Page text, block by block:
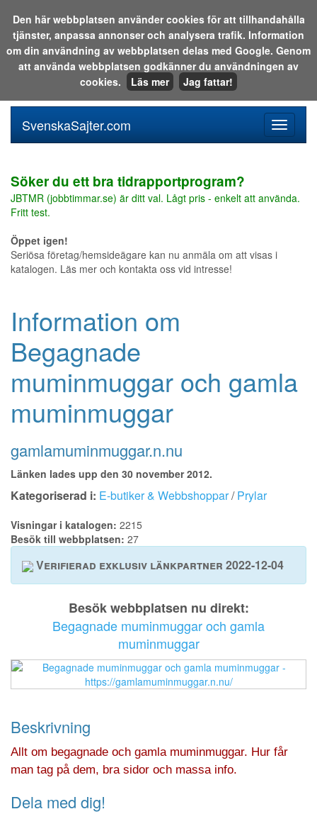
Sök i katalogen eller på webben:
meny
SvenskaSajter.com
Söker du ett bra tidrapportprogram?
JBTMR (jobbtimmar.se) är ditt val. Lågt pris - enkelt att använda.
Fritt test.
Öppet igen!
Seriösa företag/hemsideägare kan nu anmäla om att visas i
katalogen. Läs mer och kontakta oss vid intresse!
Information om
Begagnade
muminmuggar och gamla
muminmuggar
gamlamuminmuggar.n.nu
Länken lades upp den 30 november 2012.
Kategoriserad i: E-butiker & Webbshoppar/Prylar
Visningar i katalogen: 2215
Besök till webbplatsen: 27
Verifierad exklusiv länkpartner 2022-12-04
Besök webbplatsen nu direkt:
Begagnade muminmuggar och gamla
muminmuggar
Beskrivning
Allt om begagnade och gamla muminmuggar. Hur får
man tag på dem, bra sidor och massa info.
Dela med dig!
Den här webbplatsen använder cookies för att tillhandahålla
tjänster, anpassa annonser och analysera trafik. Information
om din användning av webbplatsen delas med Google. Genom
att använda webbplatsen godkänner du användningen av
cookies.
Läs mer Jag fattar!